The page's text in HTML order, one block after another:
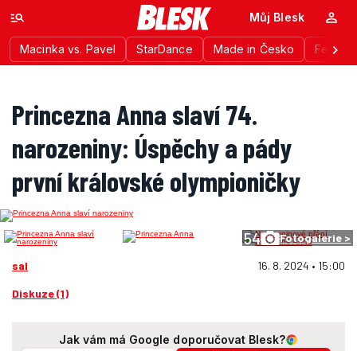
Macinka vs. Pavel StarDance Made in Česko
Můj Blesk
Princezna Anna slaví 74.
narozeniny: Úspěchy a pády
první královské olympioničky
54 Fotogalerie >
sal 16. 8. 2024 • 15:00
Diskuze (1)
Jak vám má Google doporučovat Blesk?